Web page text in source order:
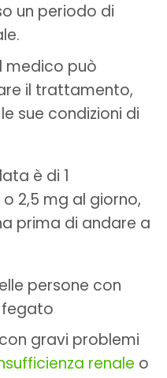
un periodo di
medico può
il trattamento,
sue condizioni di
è di 1
2,5 mg al giorno,
prima di andare a
persone con
fegato
gravi problemi
renale o